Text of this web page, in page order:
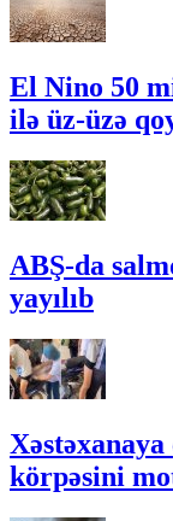
El Nino 50
ilə üz-üzə
ABŞ-da
yayılıb
körpəsini